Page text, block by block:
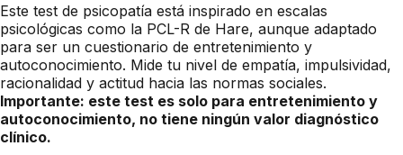
Este test de psicopatía está inspirado en escalas
psicológicas como la PCL-R de Hare, aunque adaptado
para ser un cuestionario de entretenimiento y
autoconocimiento. Mide tu nivel de empatía, impulsividad,
racionalidad y actitud hacia las normas sociales.
Importante: este test es solo para entretenimiento y
autoconocimiento, no tiene ningún valor diagnóstico
clínico.